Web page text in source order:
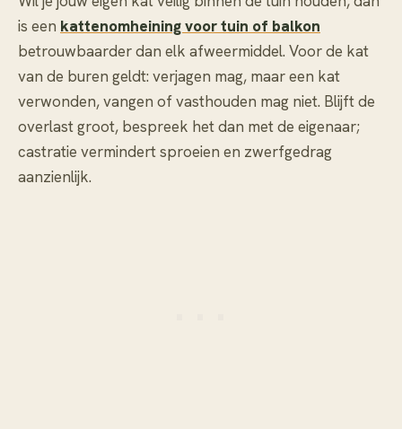
is een kattenomheining voor tuin of balkon
betrouwbaarder dan elk afweermiddel. Voor de kat
van de buren geldt: verjagen mag, maar een kat
verwonden, vangen of vasthouden mag niet. Blijft de
overlast groot, bespreek het dan met de eigenaar;
castratie vermindert sproeien en zwerfgedrag
aanzienlijk.